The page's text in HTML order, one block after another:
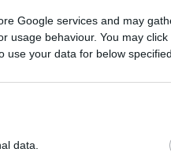
Google services and may
usage behaviour. You may
use your data for below
data.